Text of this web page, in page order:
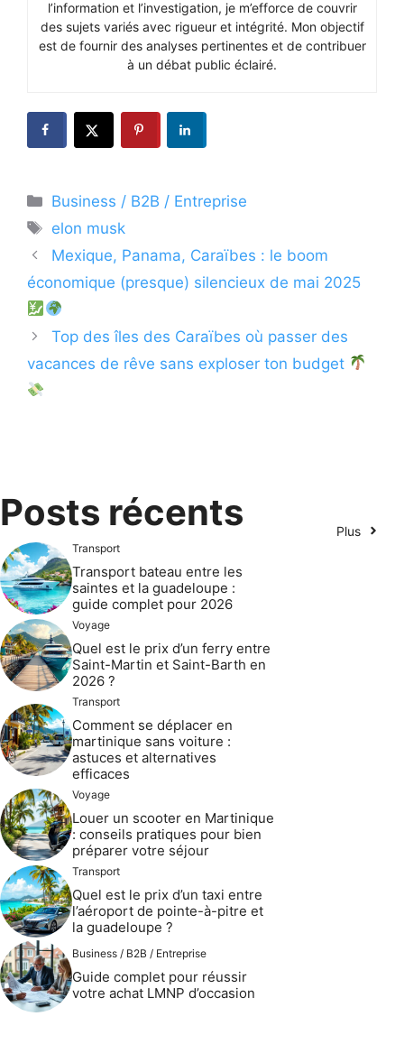
l’information et l’investigation, je m’efforce de couvrir
des sujets variés avec rigueur et intégrité. Mon objectif
est de fournir des analyses pertinentes et de contribuer
à un débat public éclairé.
Catégories
Business / B2B / Entreprise
Étiquettes
elon musk
Mexique, Panama, Caraïbes : le boom
économique (presque) silencieux de mai 2025
Top des îles des Caraïbes où passer des
vacances de rêve sans exploser ton budget
Posts récents Plus
Transport
Transport bateau entre les
saintes et la guadeloupe :
guide complet pour 2026
Voyage
Quel est le prix d’un ferry entre
Saint-Martin et Saint-Barth en
2026 ?
Transport
Comment se déplacer en
martinique sans voiture :
astuces et alternatives
efficaces
Voyage
Louer un scooter en Martinique
: conseils pratiques pour bien
préparer votre séjour
Transport
Quel est le prix d’un taxi entre
l’aéroport de pointe-à-pitre et
la guadeloupe ?
Business / B2B / Entreprise
Guide complet pour réussir
votre achat LMNP d’occasion